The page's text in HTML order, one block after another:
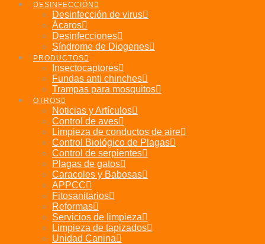
DESINFECCIÓN
Desinfección de virus
Ácaros
Desinfecciones
Síndrome de Diogenes
PRODUCTOS
Insectocaptores
Fundas anti chinches
Trampas para mosquitos
OTROS
Noticias y Artículos
Control de aves
Limpieza de conductos de aire
Control Biológico de Plagas
Control de serpientes
Plagas de gatos
Caracoles y Babosas
APPCC
Fitosanitarios
Reformas
Servicios de limpieza
Limpieza de tapizados
Unidad Canina